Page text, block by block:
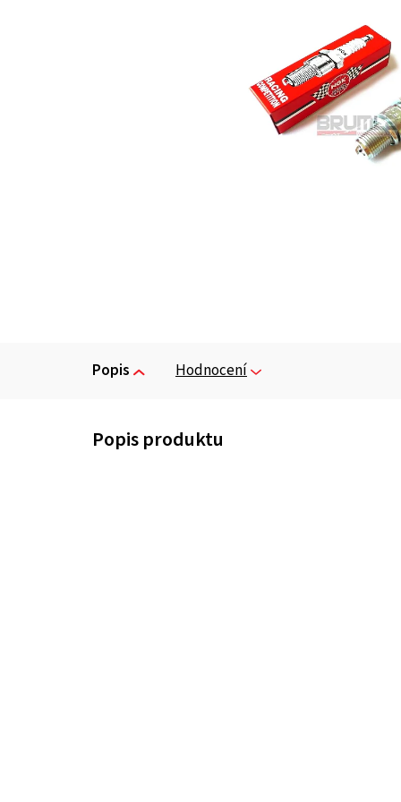
Popis Hodnocení